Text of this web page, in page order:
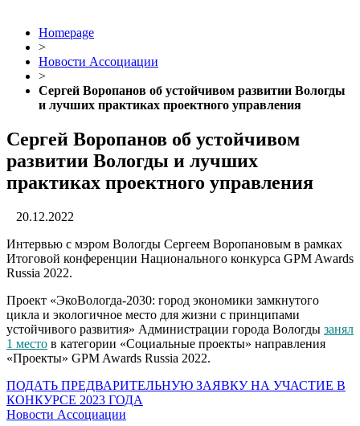
Homepage
>
Новости Ассоциации
>
Сергей Воропанов об устойчивом развитии Вологды
и лучших практиках проектного управления
Сергей Воропанов об устойчивом
развитии Вологды и лучших
практиках проектного управления
20.12.2022
Интервью с мэром Вологды Сергеем Воропановым в рамках
Итоговой конференции Национального конкурса GPM Awards
Russia 2022.
Проект «ЭкоВологда-2030: город экономики замкнутого
цикла и экологичное место для жизни с принципами
устойчивого развития» Администрации города Вологды занял
1 место в категории «Социальные проекты» направления
«Проекты» GPM Awards Russia 2022.
ПОДАТЬ ПРЕДВАРИТЕЛЬНУЮ ЗАЯВКУ НА УЧАСТИЕ В
КОНКУРСЕ 2023 ГОДА
Новости Ассоциации